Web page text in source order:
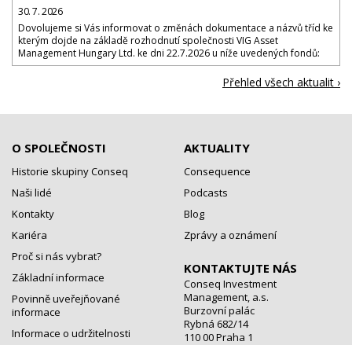
30. 7. 2026
Dovolujeme si Vás informovat o změnách dokumentace a názvů tříd ke
kterým dojde na základě rozhodnutí společnosti VIG Asset
Management Hungary Ltd. ke dni 22.7.2026 u níže uvedených fondů:
Přehled všech aktualit ›
O SPOLEČNOSTI
Historie skupiny Conseq
Naši lidé
Kontakty
Kariéra
Proč si nás vybrat?
Základní informace
Povinně uveřejňované
informace
Informace o udržitelnosti
AKTUALITY
Consequence
Podcasts
Blog
Zprávy a oznámení
KONTAKTUJTE NÁS
Conseq Investment
Management, a.s.
Burzovní palác
Rybná 682/14
110 00 Praha 1